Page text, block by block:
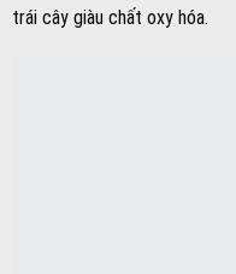
trái cây giàu chất oxy hóa.